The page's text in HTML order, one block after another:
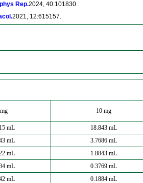
Rep.2024, 40:101830.
2021, 12:615157.
10 mg
mL 18.843 mL
mL 3.7686 mL
mL 1.8843 mL
mL 0.3769 mL
mL 0.1884 mL